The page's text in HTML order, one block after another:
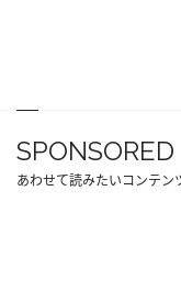
SPONSORED
あわせて読みたいコンテン